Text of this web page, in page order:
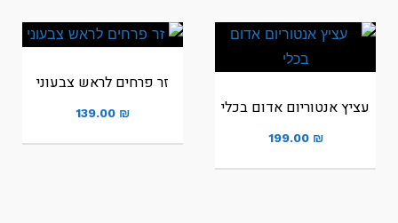
עציץ אנטוריום אדום בכלי
199.00 ₪
זר פרחים לראש צבעוני
139.00 ₪